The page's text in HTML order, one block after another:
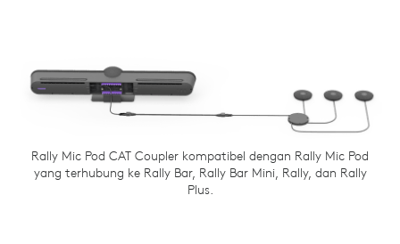
Rally Mic Pod CAT Coupler kompatibel dengan Rally Mic Pod
yang terhubung ke Rally Bar, Rally Bar Mini, Rally, dan Rally
Plus.